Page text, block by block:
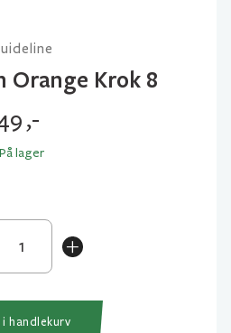
Orange Krok 8
,-
På lager
+
Worm
Orange
8
i handlekurv